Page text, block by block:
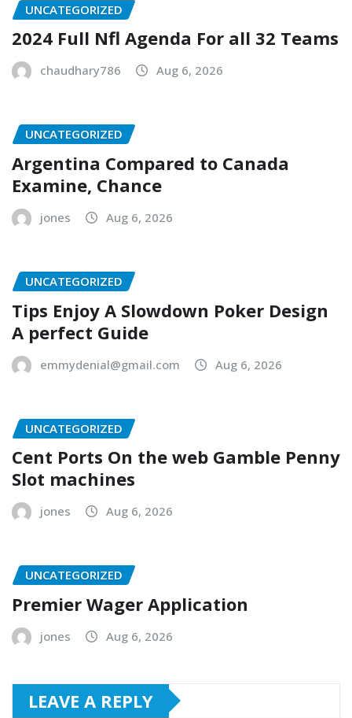
UNCATEGORIZED
2024 Full Nfl Agenda For all 32 Teams
chaudhary786 Aug 6, 2026
UNCATEGORIZED
Argentina Compared to Canada
Examine, Chance
jones Aug 6, 2026
UNCATEGORIZED
Tips Enjoy A Slowdown Poker Design
A perfect Guide
emmydenial@gmail.com Aug 6, 2026
UNCATEGORIZED
Cent Ports On the web Gamble Penny
Slot machines
jones Aug 6, 2026
UNCATEGORIZED
Premier Wager Application
jones Aug 6, 2026
LEAVE A REPLY